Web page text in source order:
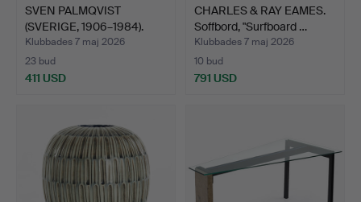
SVEN PALMQVIST
(SVERIGE, 1906–1984).
Skål,…
Klubbades 7 maj 2026
23 bud
411 USD
CHARLES & RAY EAMES.
Soffbord, "Surfboard …
Klubbades 7 maj 2026
10 bud
791 USD